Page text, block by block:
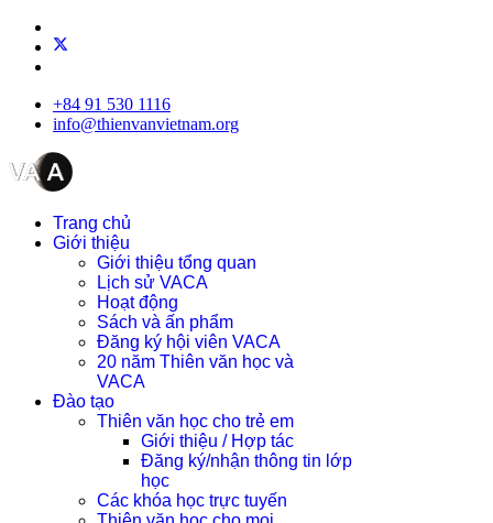
+84 91 530 1116
info@thienvanvietnam.org
Trang chủ
Giới thiệu
Giới thiệu tổng quan
Lịch sử VACA
Hoạt động
Sách và ấn phẩm
Đăng ký hội viên VACA
20 năm Thiên văn học và
VACA
Đào tạo
Thiên văn học cho trẻ em
Giới thiệu / Hợp tác
Đăng ký/nhận thông tin lớp
học
Các khóa học trực tuyến